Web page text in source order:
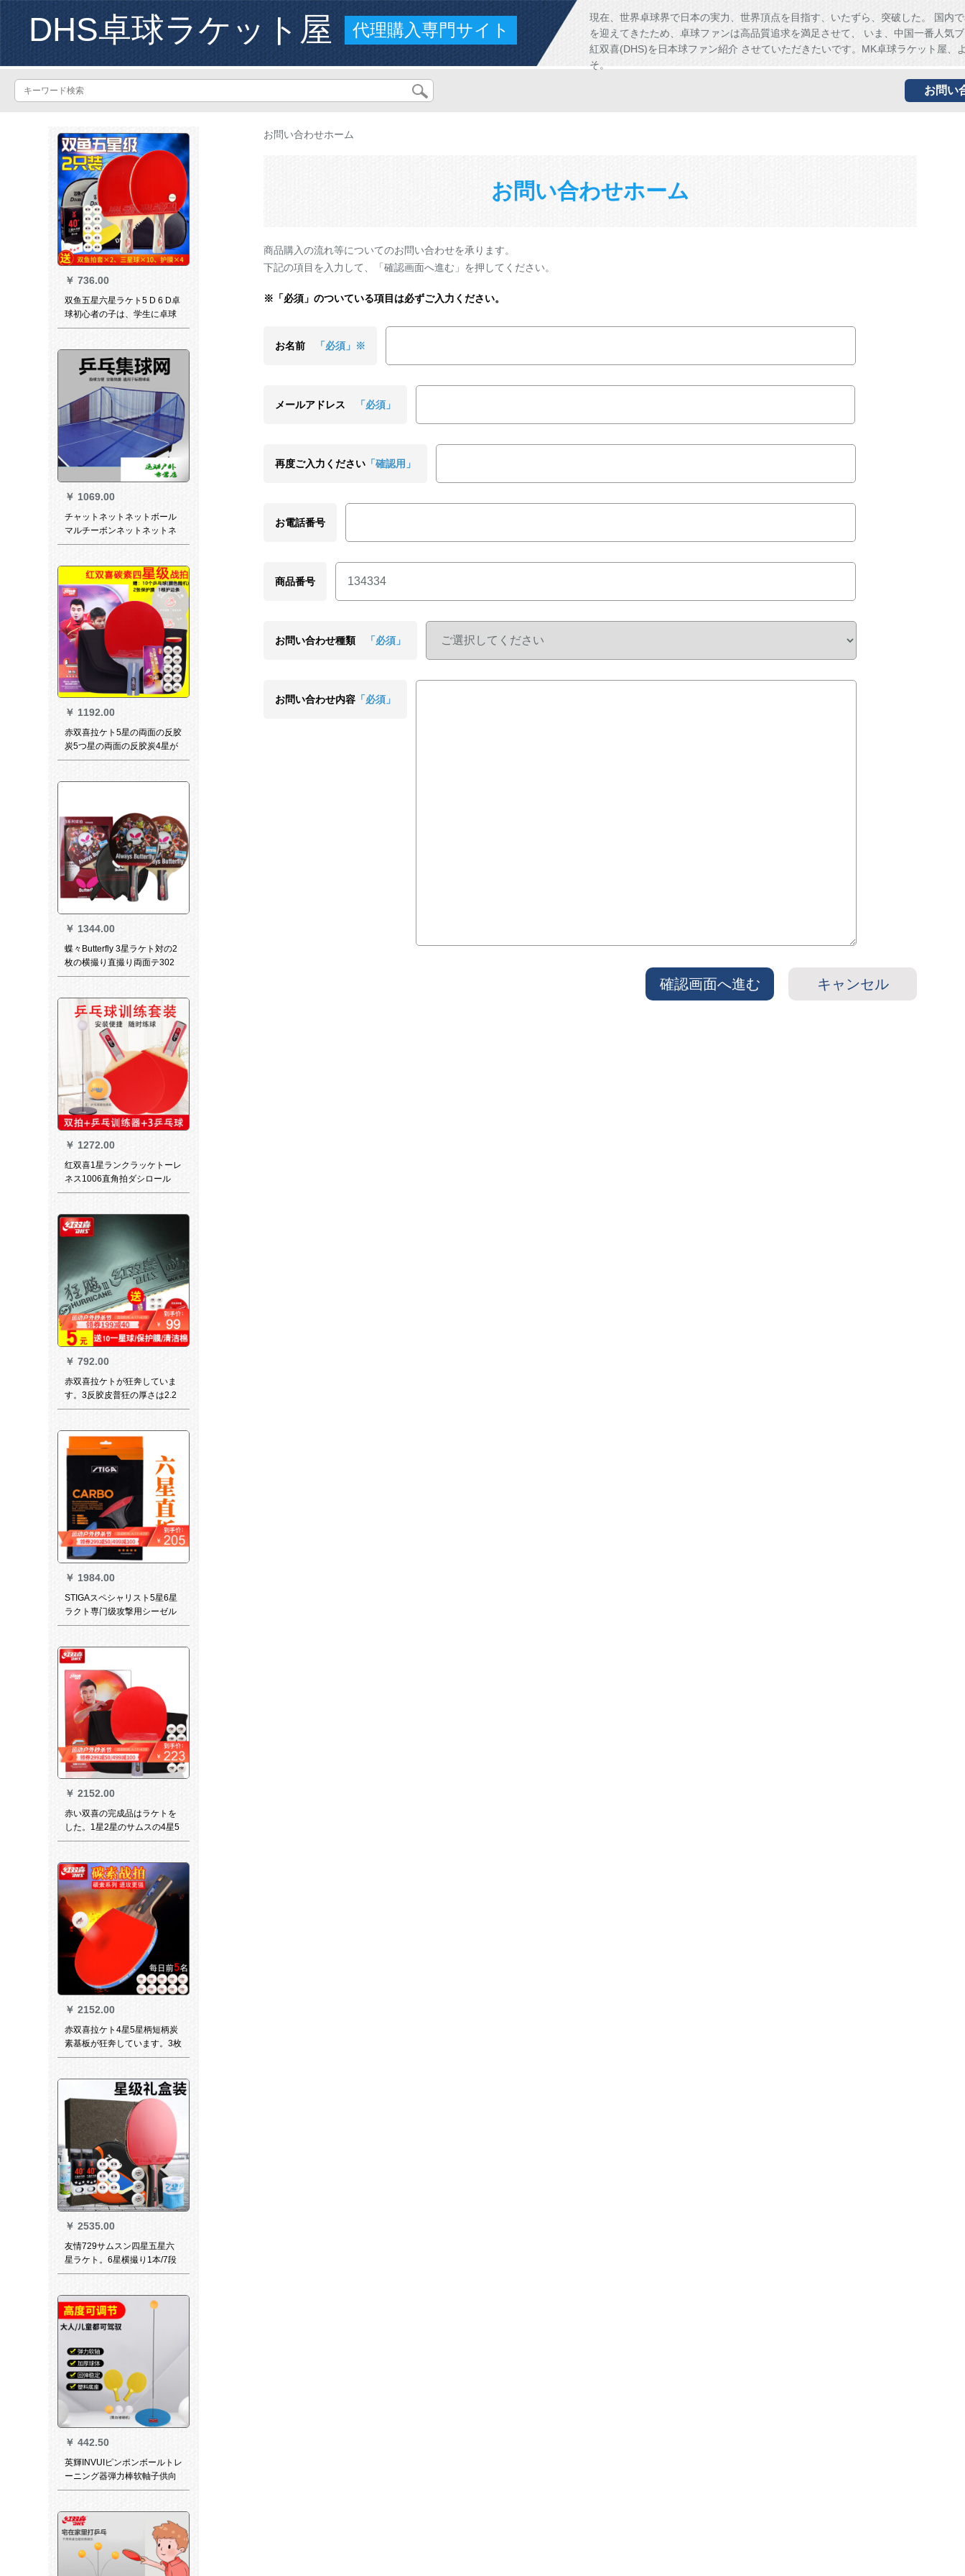
DHS卓球ラケット屋 代理購入専門サイト
現在、世界卓球界で日本の実力、世界頂点を目指す、いたずら、突破した。 国内
を迎えてきたため、卓球ファンは高品質追求を満足させて、 いま、中国一番人気
紅双喜(DHS)を日本球ファン紹介 させていただきたいです。MK卓球ラケット屋、
そ。
お問い
￥ 736.00
双鱼五星六星ラケト5 D 6 D卓
球初心者の子は、学生に卓球
ラッケトを练习します。2枚の
￥ 1069.00
チャットネットネットボール
マルチーボンネットネットネ
ットネットキャットの収集収
￥ 1192.00
赤双喜拉ケト5星の両面の反胶
炭5つ星の両面の反胶炭4星が
狂暴に走り、ゴムの完成品ラ
￥ 1344.00
蝶々Butterfly 3星ラケト対の2
枚の横撮り直撮り両面テ302
を直接に撮ります。
￥ 1272.00
红双喜1星ランクラッケトーレ
ネス1006直角拍ダシロール
+卓球ドレッドメタル
￥ 792.00
赤双喜拉ケトが狂奔していま
す。3反胶皮普狂の厚さは2.2
mm、硬さは39度です。赤い
ます。
￥ 1984.00
STIGAスペシャリスト5星6星
ラクト専门级攻撃用シーゼル
ク型六星CARBON炭素2面テ-
￥ 2152.00
赤い双喜の完成品はラケトを
した。1星2星のサムスの4星5
星6星のチャリントで攻撃しま
着剤で横撮りします。
￥ 2152.00
赤双喜拉ケト4星5星柄短柄炭
素基板が狂奔しています。3枚
の両面テスト総合型炭素5星短
￥ 2535.00
友情729サムスン四星五星六
星ラケト。6星横撮り1本/7段
の纯木です。
￥ 442.50
英輝INVUIピンポンボールトレ
ーニング器弾力棒软軸子供向
け成人用室内シングル娯楽フ
ニング器材
お問い合わせホーム
お問い合わせホーム
商品購入の流れ等についてのお問い合わせを承ります。
下記の項目を入力して、「確認画面へ進む」を押してください。
※「必須」のついている項目は必ずご入力ください。
お名前 「必須」※
メールアドレス 「必須」
再度ご入力ください 「確認用」
お電話番号
商品番号
お問い合わせ種類 「必須」
お問い合わせ内容 「必須」
キャンセル
確認画面へ進む